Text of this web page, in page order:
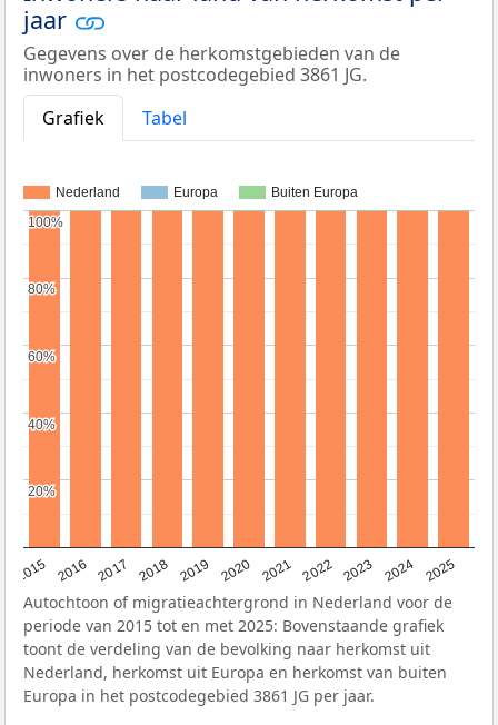
jaar
Gegevens over de herkomstgebieden van de
inwoners in het postcodegebied 3861 JG.
Grafiek
Tabel
Nederland Europa Buiten Europa
2015 2016 2017 2018 2019 2020 2021 2022 2023 2024 2025
20%
20%
40%
40%
60%
60%
80%
80%
100%
100%
Autochtoon of migratieachtergrond in Nederland voor de
periode van 2015 tot en met 2025: Bovenstaande grafiek
toont de verdeling van de bevolking naar herkomst uit
Nederland, herkomst uit Europa en herkomst van buiten
Europa in het postcodegebied 3861 JG per jaar.